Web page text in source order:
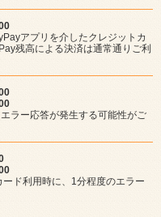
アプリを介したクレジットカ
残高による決済は通常通りご利
ラー応答が発生する可能性がご
ド利用時に、1分程度のエラー